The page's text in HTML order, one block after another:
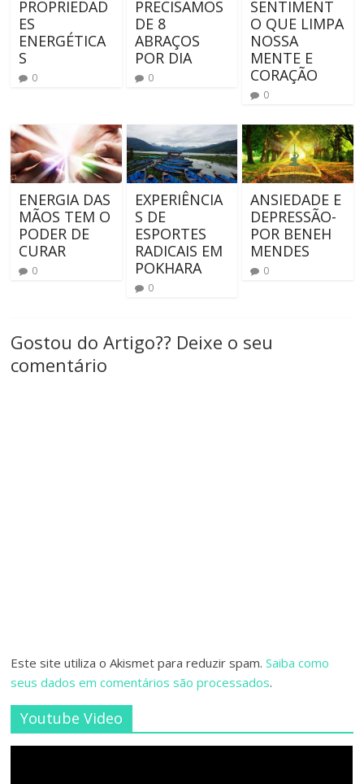
PROPRIEDAD
ES
ENERGÉTICA
S
0
PRECISAMOS
DE 8
ABRAÇOS
POR DIA
0
SENTIMENT
O QUE LIMPA
NOSSA
MENTE E
CORAÇÃO
0
ENERGIA DAS
MÃOS TEM O
PODER DE
CURAR
0
EXPERIÊNCIA
S DE
ESPORTES
RADICAIS EM
POKHARA
0
ANSIEDADE E
DEPRESSÃO-
POR BENEH
MENDES
0
Gostou do Artigo?? Deixe o seu
comentário
Este site utiliza o Akismet para reduzir spam.Saiba como
seus dados em comentários são processados.
Youtube Video